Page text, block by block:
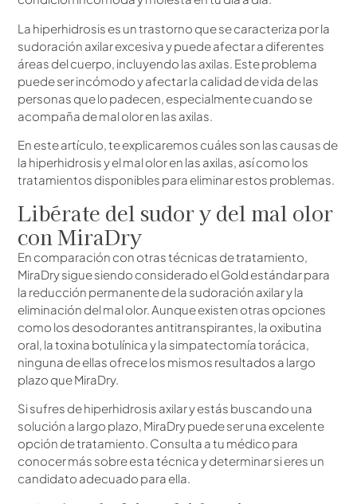
La hiperhidrosis es un trastorno que se caracteriza por la
sudoración axilar excesiva y puede afectar a diferentes
áreas del cuerpo, incluyendo las axilas. Este problema
puede ser incómodo y afectar la calidad de vida de las
personas que lo padecen, especialmente cuando se
acompaña de mal olor en las axilas.
En este artículo, te explicaremos cuáles son las causas de
la hiperhidrosis y el mal olor en las axilas, así como los
tratamientos disponibles para eliminar estos problemas.
Libérate del sudor y del mal olor
con MiraDry
En comparación con otras técnicas de tratamiento,
MiraDry sigue siendo considerado el Gold estándar para
la reducción permanente de la sudoración axilar y la
eliminación del mal olor. Aunque existen otras opciones
como los desodorantes antitranspirantes, la oxibutina
oral, la toxina botulínica y la simpatectomía torácica,
ninguna de ellas ofrece los mismos resultados a largo
plazo que MiraDry.
Si sufres de hiperhidrosis axilar y estás buscando una
solución a largo plazo, MiraDry puede ser una excelente
opción de tratamiento. Consulta a tu médico para
conocer más sobre esta técnica y determinar si eres un
candidato adecuado para ella.